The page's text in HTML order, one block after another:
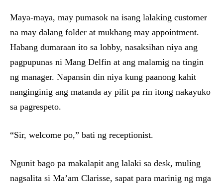
Maya-maya, may pumasok na isang lalaking customer
na may dalang folder at mukhang may appointment.
Habang dumaraan ito sa lobby, nasaksihan niya ang
pagpupunas ni Mang Delfin at ang malamig na tingin
ng manager. Napansin din niya kung paanong kahit
nanginginig ang matanda ay pilit pa rin itong nakayuko
sa pagrespeto.
“Sir, welcome po,” bati ng receptionist.
Ngunit bago pa makalapit ang lalaki sa desk, muling
nagsalita si Ma’am Clarisse, sapat para marinig ng mga